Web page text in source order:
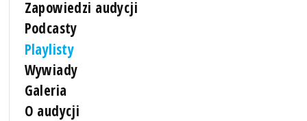
Zapowiedzi audycji
Podcasty
Playlisty
Wywiady
Galeria
O audycji